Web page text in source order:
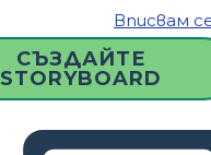
Вписвам
СЪЗДАЙТЕ
STORYBOARD